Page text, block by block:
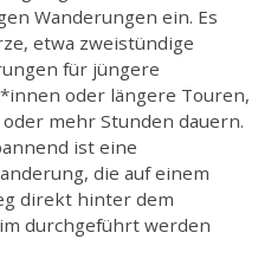
Wanderungen ein. Es
etwa zweistündige
für jüngere
oder längere Touren,
mehr Stunden dauern.
ist eine
die auf einem
direkt hinter dem
durchgeführt werden